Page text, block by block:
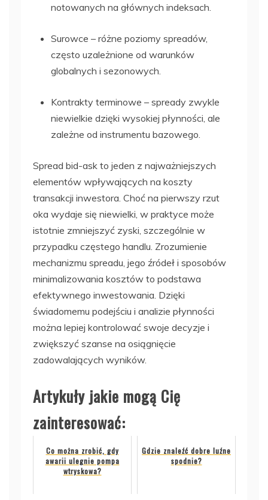
notowanych na głównych indeksach.
Surowce – różne poziomy spreadów,
często uzależnione od warunków
globalnych i sezonowych.
Kontrakty terminowe – spready zwykle
niewielkie dzięki wysokiej płynności, ale
zależne od instrumentu bazowego.
Spread bid-ask to jeden z najważniejszych
elementów wpływających na koszty
transakcji inwestora. Choć na pierwszy rzut
oka wydaje się niewielki, w praktyce może
istotnie zmniejszyć zyski, szczególnie w
przypadku częstego handlu. Zrozumienie
mechanizmu spreadu, jego źródeł i sposobów
minimalizowania kosztów to podstawa
efektywnego inwestowania. Dzięki
świadomemu podejściu i analizie płynności
można lepiej kontrolować swoje decyzje i
zwiększyć szanse na osiągnięcie
zadowalających wyników.
Artykuły jakie mogą Cię
zainteresować:
Co można zrobić, gdy
awarii ulegnie pompa
wtryskowa?
Gdzie znaleźć dobre luźne
spodnie?